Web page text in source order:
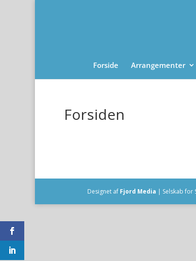
Forside Arrangementer
Forsiden
Designet af Fjord Media | Selskab for